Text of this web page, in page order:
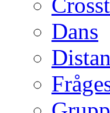
Dans